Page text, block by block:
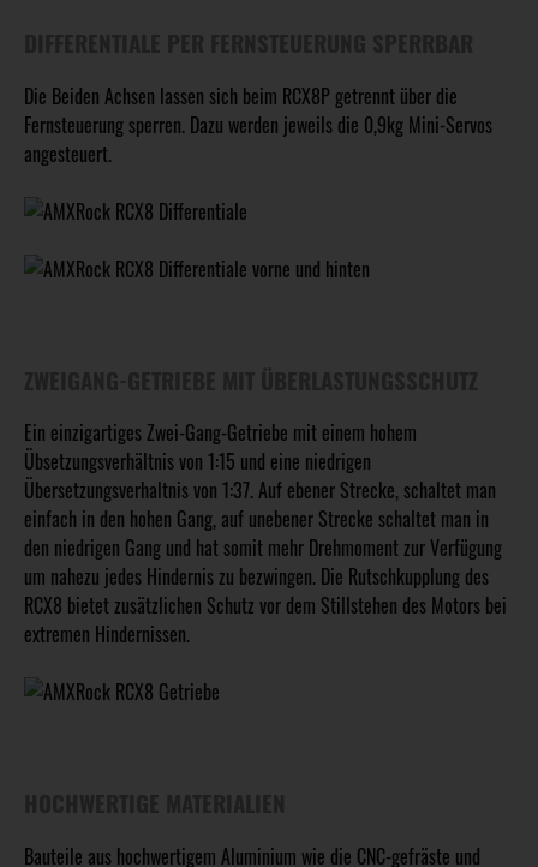
Die Beiden Achsen lassen sich beim RCX8P getrennt über die
Fernsteuerung sperren. Dazu werden jeweils die 0,9kg Mini-Servos
angesteuert.
Ein einzigartiges Zwei-Gang-Getriebe mit einem hohem
Übsetzungsverhältnis von 1:15 und eine niedrigen
Übersetzungsverhaltnis von 1:37. Auf ebener Strecke, schaltet man
einfach in den hohen Gang, auf unebener Strecke schaltet man in
den niedrigen Gang und hat somit mehr Drehmoment zur Verfügung
um nahezu jedes Hindernis zu bezwingen. Die Rutschkupplung des
RCX8 bietet zusätzlichen Schutz vor dem Stillstehen des Motors bei
extremen Hindernissen.
Bauteile aus hochwertigem Aluminium wie die CNC-gefräste und